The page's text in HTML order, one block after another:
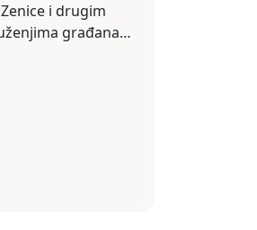
i drugim
građana,
društvima,